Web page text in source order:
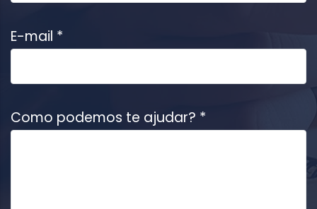
E-mail *
Como podemos te ajudar? *